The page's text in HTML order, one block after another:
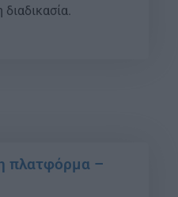
πλατφόρμα –